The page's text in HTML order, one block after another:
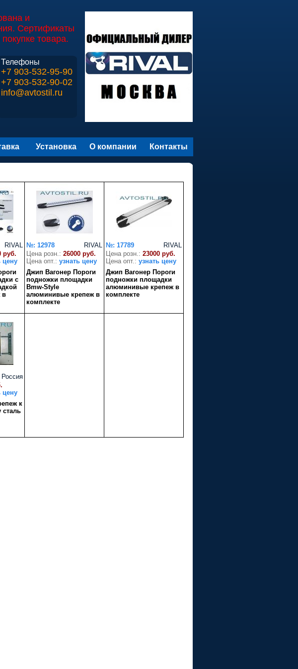
и
Сертификаты
товара.
Телефоны
+7 903-532-95-90
+7 903-532-90-02
info@avtostil.ru
Установка О компании Контакты
RIVAL
руб.
цену
с
в
RIVAL
№: 12978
Цена розн.: 26000 руб.
Цена опт.: узнать цену
Джип Вагонер Пороги
подножки площадки
Bmw-Style
алюминивые крепеж в
комплекте
RIVAL
№: 17789
Цена розн.: 23000 руб.
Цена опт.: узнать цену
Джип Вагонер Пороги
подножки площадки
алюминивые крепеж в
комплекте
Россия
цену
к
сталь